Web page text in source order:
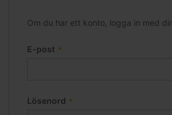
Om du har ett konto, logga in med
E-post
Lösenord